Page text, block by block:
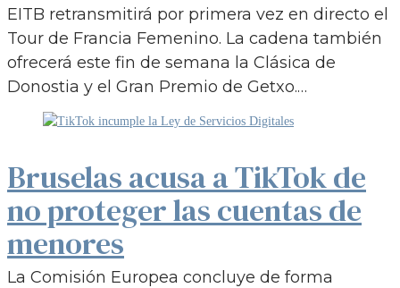
EITB retransmitirá por primera vez en directo el
Tour de Francia Femenino. La cadena también
ofrecerá este fin de semana la Clásica de
Donostia y el Gran Premio de Getxo.…
Bruselas acusa a TikTok de
no proteger las cuentas de
menores
La Comisión Europea concluye de forma